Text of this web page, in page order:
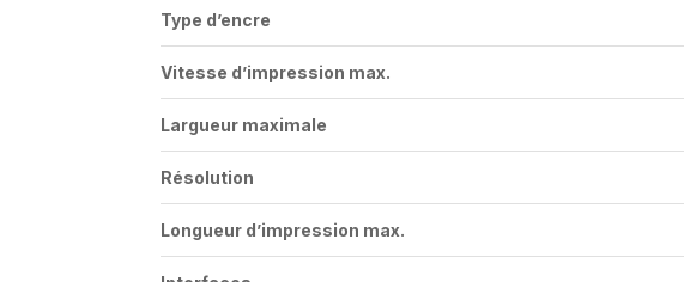
Type d’encre
Vitesse d’impression max.
Largueur maximale
Résolution
Longueur d’impression max.